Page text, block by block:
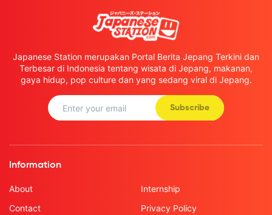
Japanese Station merupakan Portal Berita Jepang Terkini dan
Terbesar di Indonesia tentang wisata di Jepang, makanan,
gaya hidup, pop culture dan yang sedang viral di Jepang.
Subscribe
Information
About
Contact
Internship
Privacy Policy